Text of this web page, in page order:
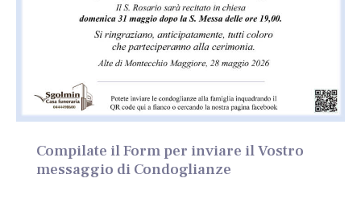
Compilate il Form per inviare il Vostro
messaggio di Condoglianze